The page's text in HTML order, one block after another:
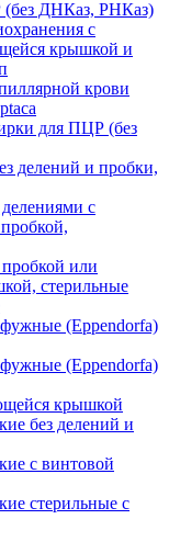
ДНКаз, РНКаз)
с
крышкой и
крови
для ПЦР (без
делений и пробки,
с
или
стерильные
(Eppendorfа)
(Eppendorfа)
крышкой
без делений и
с винтовой
стерильные с